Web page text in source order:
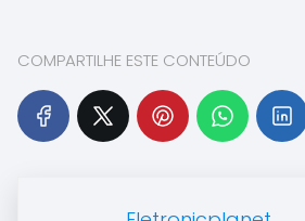
COMPARTILHE ESTE CONTEÚDO